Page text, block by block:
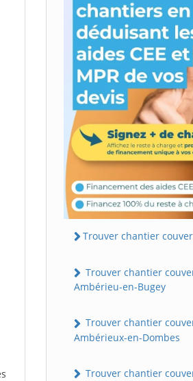
Trouver chantier
Trouver chantier
Ambérieu-en-Bugey
Trouver chantier
Ambérieux-en-Dombes
Trouver chantier